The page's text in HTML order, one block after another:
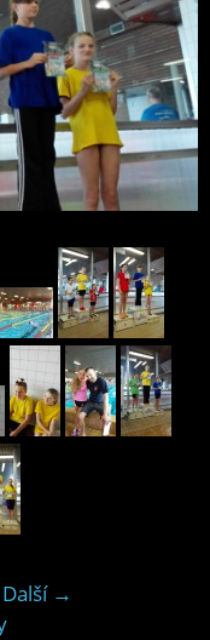
Další →